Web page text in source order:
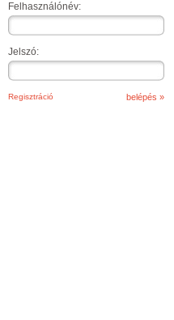
Felhasználónév:
Jelszó:
Regisztráció